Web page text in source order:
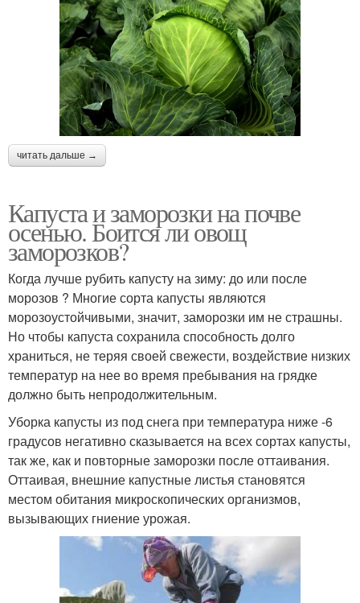
читать дальше →
Капуста и заморозки на почве
осенью. Боится ли овощ
заморозков?
Когда лучше рубить капусту на зиму: до или после
морозов ? Многие сорта капусты являются
морозоустойчивыми, значит, заморозки им не страшны.
Но чтобы капуста сохранила способность долго
храниться, не теряя своей свежести, воздействие низких
температур на нее во время пребывания на грядке
должно быть непродолжительным.
Уборка капусты из под снега при температура ниже -6
градусов негативно сказывается на всех сортах капусты,
так же, как и повторные заморозки после оттаивания.
Оттаивая, внешние капустные листья становятся
местом обитания микроскопических организмов,
вызывающих гниение урожая.